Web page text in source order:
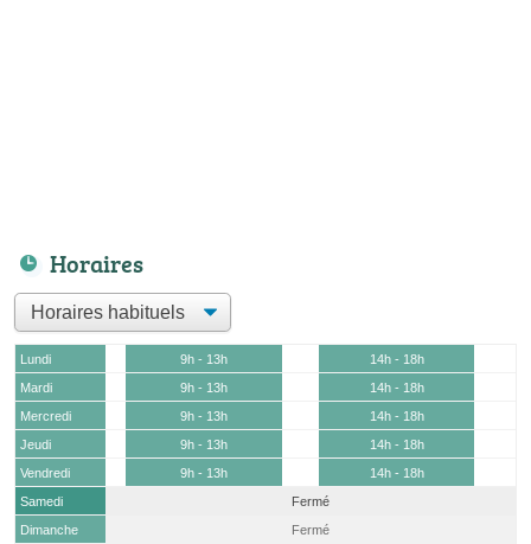
Horaires
Lundi 9h - 13h
14h - 18h
Mardi
9h - 13h
14h - 18h
Mercredi
9h - 13h
14h - 18h
Jeudi
9h - 13h
14h - 18h
Vendredi
9h - 13h
14h - 18h
Samedi
Fermé
Dimanche
Fermé